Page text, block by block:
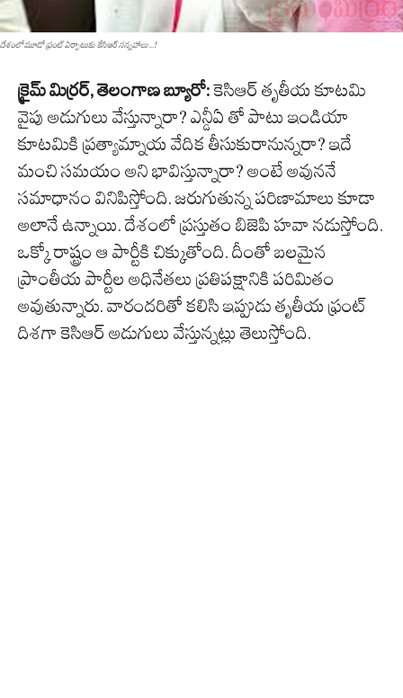
దేశంలో మూడో ఫ్రంట్ ఏర్పాటుకు కేసిఆర్ స‌న్న‌హాలు...!
క్రైమ్ మిర్రర్, తెలంగాణ బ్యూరో:కెసిఆర్ తృతీయ కూటమి
వైపు అడుగులు వేస్తున్నారా? ఎన్డీఏ తో పాటు ఇండియా
కూటమికి ప్రత్యామ్నాయ వేదిక తీసుకురానున్నరా? ఇదే
మంచి సమయం అని భావిస్తున్నారా? అంటే అవుననే
సమాధానం వినిపిస్తోంది. జరుగుతున్న పరిణామాలు కూడా
అలానే ఉన్నాయి. దేశంలో ప్రస్తుతం బిజెపి హవా నడుస్తోంది.
ఒక్కో రాష్ట్రం ఆ పార్టీకి చిక్కుతోంది. దీంతో బలమైన
ప్రాంతీయ పార్టీల అధినేతలు ప్రతిపక్షానికి పరిమితం
అవుతున్నారు. వారందరితో కలిసి ఇప్పుడు తృతీయ ఫ్రంట్
దిశగా కెసిఆర్ అడుగులు వేస్తున్నట్లు తెలుస్తోంది.